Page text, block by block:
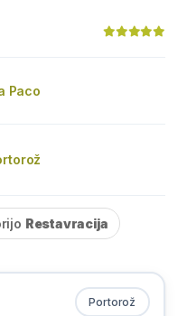
Paco
Restavracija
Portorož